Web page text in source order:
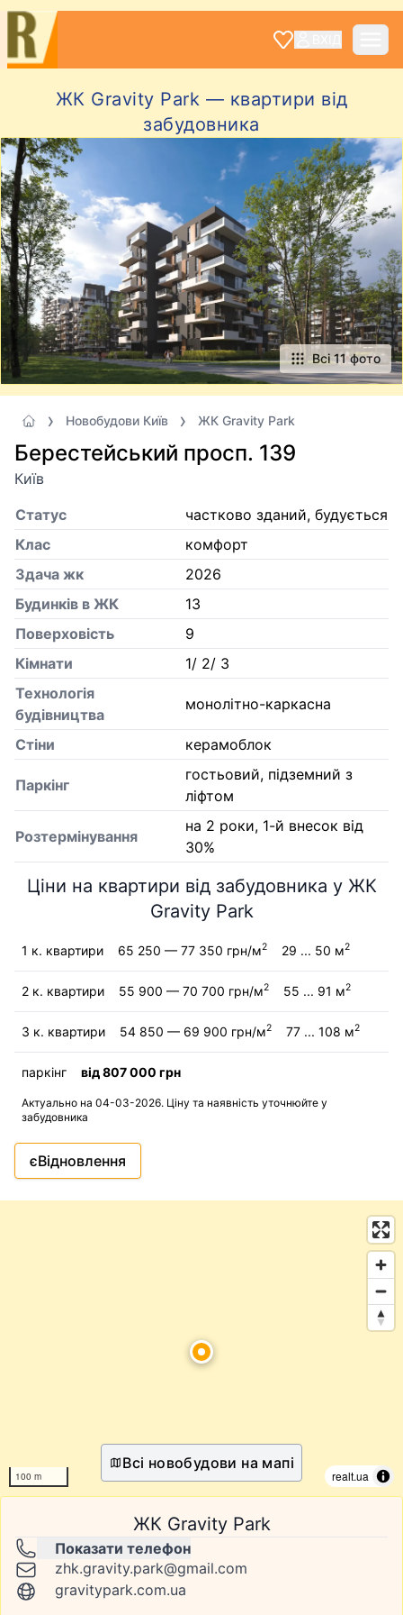
ЖК Gravity Park — квартири від
забудовника
Всі 11 фото
Новобудови Київ ЖК Gravity Park
Берестейський просп. 139
Київ
Статус
частково зданий, будується
Клас
комфорт
Здача жк
2026
Будинків в ЖК
13
Поверховість
9
Кiмнати
1/ 2/ 3
Технологія
будівництва
монолітно-каркасна
Стіни керамоблок
Паркінг
гостьовий, підземний з
ліфтом
Розтермінування
на 2 роки, 1-й внесок від
30%
Ціни на квартири від забудовника у ЖК
Gravity Park
1 к. квартири 65 250 — 77 350 грн/м2 29 ... 50 м2
2 к. квартири 55 900 — 70 700 грн/м2 55 ... 91 м2
3 к. квартири 54 850 — 69 900 грн/м2 77 ... 108 м2
паркінг від 807 000 грн
Актуально на 04-03-2026. Ціну та наявність уточнюйте у
забудовника
єВідновлення
100 m realt.ua
Всі новобудови на мапі
ЖК Gravity Park
Показати телефон
zhk.gravity.park@gmail.com
gravitypark.com.ua